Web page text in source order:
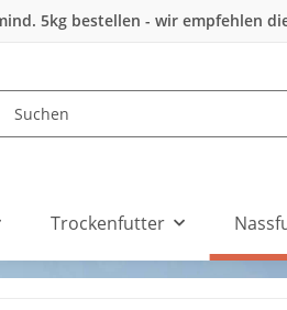
5kg bestellen - wir empfehlen
Trockenfutter